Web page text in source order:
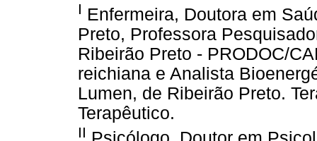
I Enfermeira, Doutora em
Preto, Professora
Ribeirão Preto - PRODOC/
reichiana e Analista
Lumen, de Ribeirão Preto.
Terapêutico.
II